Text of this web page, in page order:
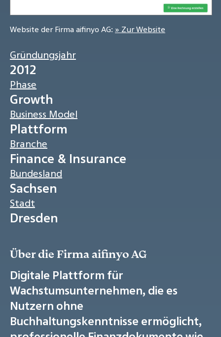
Website der Firma aifinyo AG: » Zur Website
Gründungsjahr
2012
Phase
Growth
Business Model
Plattform
Branche
Finance & Insurance
Bundesland
Sachsen
Stadt
Dresden
Über die Firma aifinyo AG
Digitale Plattform für
Wachstumsunternehmen, die es
Nutzern ohne
Buchhaltungskenntnisse ermöglicht,